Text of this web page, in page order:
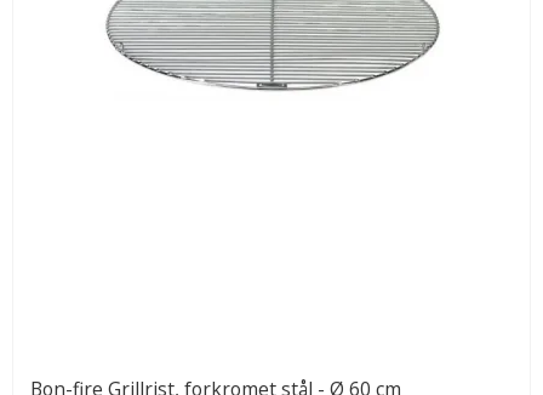
Bon-fire Grillrist, forkromet stål - Ø 60 cm